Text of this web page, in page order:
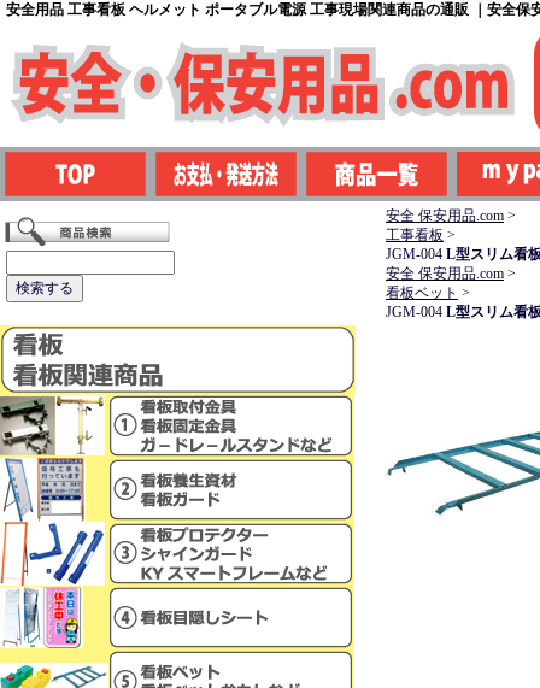
安全用品 工事看板 ヘルメット ポータブル電源 工事現場関連商品の通販 ｜安全保
安全 保安用品.com >
工事看板 >
JGM-004 L型スリム看
安全 保安用品.com >
看板ベット >
JGM-004 L型スリム看